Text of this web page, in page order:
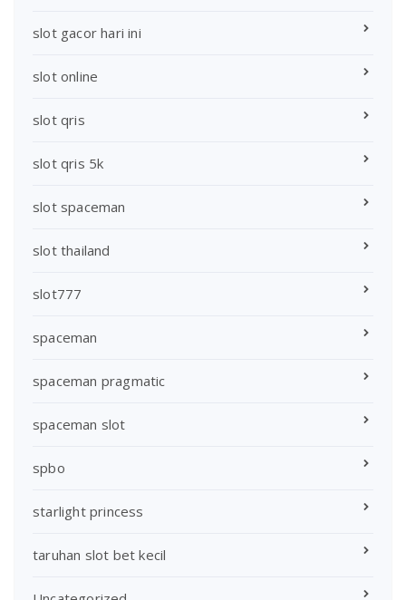
slot gacor hari ini
slot online
slot qris
slot qris 5k
slot spaceman
slot thailand
slot777
spaceman
spaceman pragmatic
spaceman slot
spbo
starlight princess
taruhan slot bet kecil